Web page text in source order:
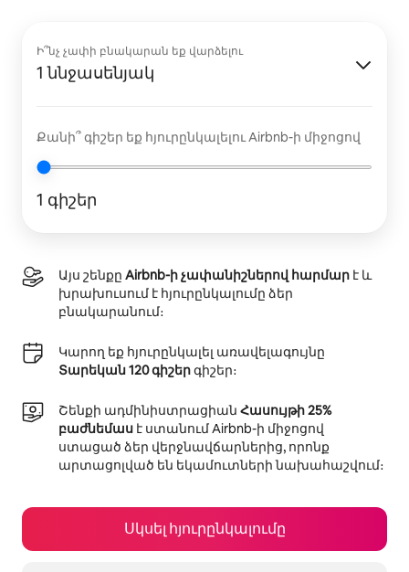
Ի՞նչ չափի բնակարան եք վարձելու
1 ննջասենյակ
Քանի՞ գիշեր եք հյուրընկալելու Airbnb-ի միջոցով
1 գիշեր
Այս շենքը Airbnb-ի չափանիշներով հարմար է և
խրախուսում է հյուրընկալումը ձեր
բնակարանում։
Կարող եք հյուրընկալել առավելագույնը
Տարեկան 120 գիշերգիշեր։
Շենքի ադմինիստրացիան Հասույթի 25%
բաժնեմաս է ստանում Airbnb-ի միջոցով
ստացած ձեր վերջնավճարներից, որոնք
արտացոլված են եկամուտների նախահաշվում։
Սկսել հյուրընկալումը